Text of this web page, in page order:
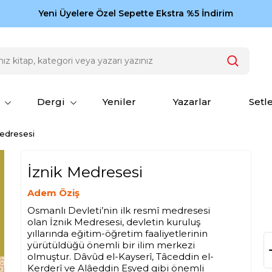
Zamansız eserler Ketebe'de: Cengiz Aytmatov
Yeni Üyelere Özel Sepette Ekstra %5 İndirim
Dergi Yeniler Yazarlar
İznik Medresesi
Adem Öziş
Osmanlı Devleti’nin ilk resmî medresesi
olan İznik Medresesi, devletin kuruluş
yıllarında eğitim-öğretim faaliyetlerinin
yürütüldüğü önemli bir ilim merkezi
olmuştur. Dâvûd el-Kayserî, Tâceddin el-
Kerderî ve Alâeddin Esved gibi önemli